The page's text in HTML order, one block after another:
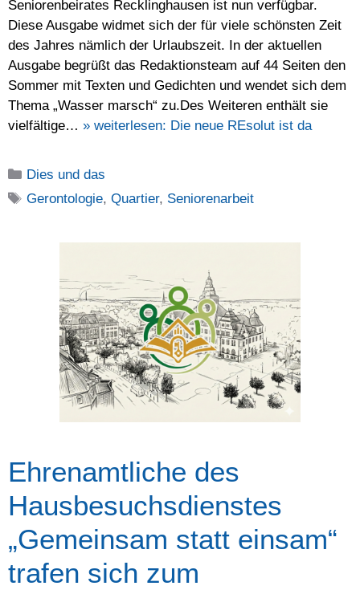
Seniorenbeirates Recklinghausen ist nun verfügbar.
Diese Ausgabe widmet sich der für viele schönsten Zeit
des Jahres nämlich der Urlaubszeit. In der aktuellen
Ausgabe begrüßt das Redaktionsteam auf 44 Seiten den
Sommer mit Texten und Gedichten und wendet sich dem
Thema „Wasser marsch“ zu.Des Weiteren enthält sie
vielfältige… » weiterlesen: Die neue REsolut ist da
Kategorien
Dies und das
Schlagwörter
Gerontologie,Quartier, Seniorenarbeit
Ehrenamtliche des
Hausbesuchsdienstes
„Gemeinsam statt einsam“
trafen sich zum